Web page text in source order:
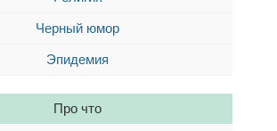
Черный юмор
Эпидемия
Про что